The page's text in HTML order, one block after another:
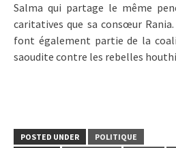
Salma qui partage le même
caritatives que sa consœur
font également partie de la
saoudite contre les rebelles
POSTED UNDER
POLITIQUE